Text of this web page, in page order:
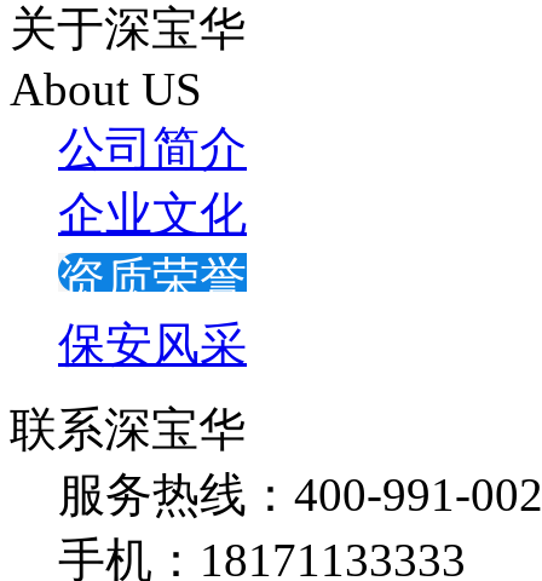
关于深宝华
About US
公司简介
企业文化
资质荣誉
保安风采
联系深宝华
服务热线：400-991-
手机：18171133333